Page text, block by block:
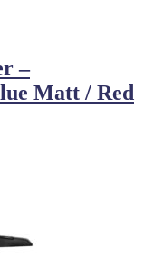
–
Matt / Red